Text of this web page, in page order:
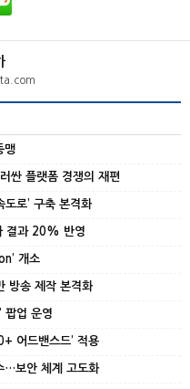
맹
싼 플랫폼 경쟁의 재편
로’ 구축 본격화
결과 20% 반영
개소
방송 제작 본격화
팝업 운영
어드밴스드’ 적용
…보안 체계 고도화